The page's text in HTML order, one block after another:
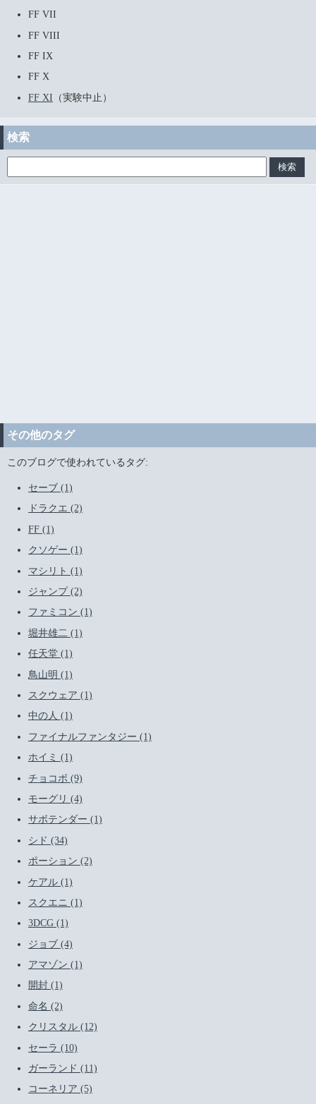
FF VII
FF VIII
FF IX
FF X
FF XI （実験中止）
検索
その他のタグ
このブログで使われているタグ:
セーブ (1)
ドラクエ (2)
FF (1)
クソゲー (1)
マシリト (1)
ジャンプ (2)
ファミコン (1)
堀井雄二 (1)
任天堂 (1)
鳥山明 (1)
スクウェア (1)
中の人 (1)
ファイナルファンタジー (1)
ホイミ (1)
チョコボ (9)
モーグリ (4)
サボテンダー (1)
シド (34)
ポーション (2)
ケアル (1)
スクエニ (1)
3DCG (1)
ジョブ (4)
アマゾン (1)
開封 (1)
命名 (2)
クリスタル (12)
セーラ (10)
ガーランド (11)
コーネリア (5)